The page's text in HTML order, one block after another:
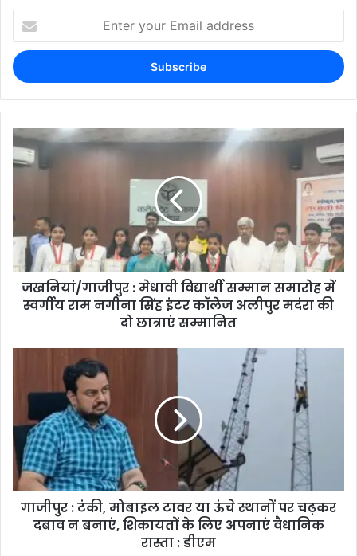
जखनियां/गाजीपुर : मेधावी विद्यार्थी सम्मान समारोह में
स्वर्गीय राम नगीना सिंह इंटर कॉलेज अलीपुर मदंरा की
दो छात्राएं सम्मानित
गाजीपुर : टंकी, मोबाइल टावर या ऊंचे स्थानों पर चढ़कर
दबाव न बनाएं, शिकायतों के लिए अपनाएं वैधानिक
रास्ता : डीएम